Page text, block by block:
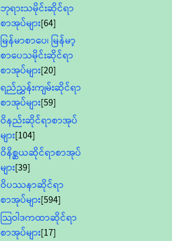
ဘုရားသမိုင်းဆိုင်ရာ
စာအုပ်များ[64]
မြန်မာစာပေ၊ မြန်မာ့
စာပေသမိုင်းဆိုင်ရာ
စာအုပ်များ[20]
ရည်ညွှန်းကျမ်းဆိုင်ရာ
စာအုပ်များ[59]
ဝိနည်းဆိုင်ရာစာအုပ်
များ[104]
ဝိနိစ္ဆယဆိုင်ရာစာအုပ်
များ[39]
ဝိပဿနာဆိုင်ရာ
စာအုပ်များ[594]
သြဝါဒကထာဆိုင်ရာ
စာအုပ်များ[17]